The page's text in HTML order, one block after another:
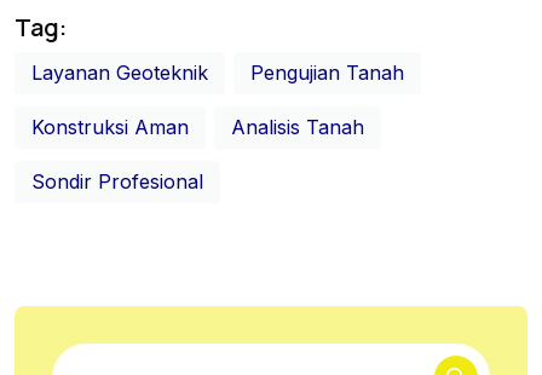
Tag:
Layanan Geoteknik Pengujian Tanah
Konstruksi Aman Analisis Tanah
Sondir Profesional